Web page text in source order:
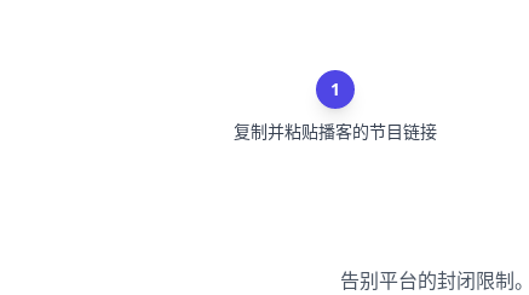
1
复制并粘贴播客的节目链接
告别平台的封闭限制